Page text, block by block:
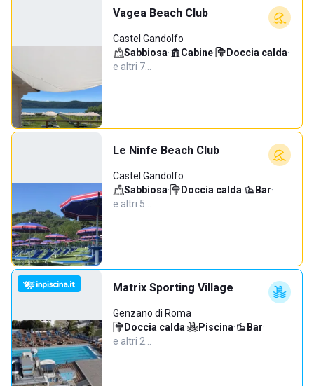
Vagea Beach Club
Castel Gandolfo
Sabbiosa· Cabine· Doccia calda·
e altri 7…
Le Ninfe Beach Club
Castel Gandolfo
Sabbiosa· Doccia calda· Bar·
e altri 5…
Matrix Sporting Village
Genzano di Roma
Doccia calda· Piscina· Bar·
e altri 2…